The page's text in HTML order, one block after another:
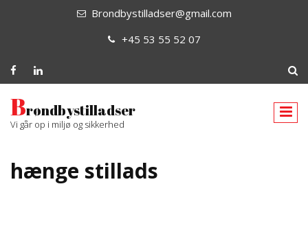
Brondbystilladser@gmail.com
+45 53 55 52 07
Brøndbystilladser
Vi går op i miljø og sikkerhed
hænge stillads